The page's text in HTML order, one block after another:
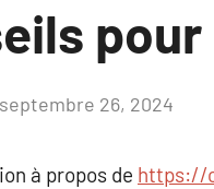
septembre 26, 2024
à propos de https://